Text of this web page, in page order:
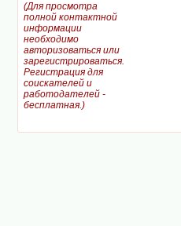
(Для просмотра
полной контактной
информации
необходимо
авторизоваться или
зарегистрироваться.
Регистрация для
соискателей и
работодателей -
бесплатная.)